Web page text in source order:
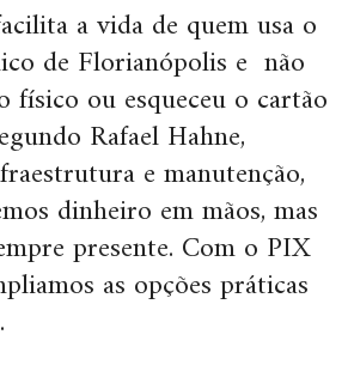
a vida de quem usa o
de Florianópolis e não
físico ou esqueceu o cartão
Rafael Hahne,
e manutenção,
dinheiro em mãos, mas
presente. Com o PIX
as opções práticas